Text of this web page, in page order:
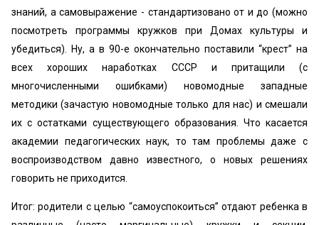
знаний, а самовыражение - стандартизовано от и до (можно
посмотреть программы кружков при Домах культуры и
убедиться). Ну, а в 90-е окончательно поставили “крест” на
всех хороших наработках СССР и притащили (с
многочисленными ошибками) новомодные западные
методики (зачастую новомодные только для нас) и смешали
их с остатками существующего образования. Что касается
академии педагогических наук, то там проблемы даже с
воспроизводством давно известного, о новых решениях
говорить не приходится.
Итог: родители с целью “самоуспокоиться” отдают ребенка в